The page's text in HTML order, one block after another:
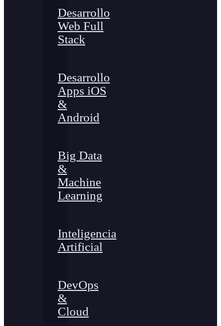
Desarrollo
Web Full
Stack
Desarrollo
Apps iOS
&
Android
Big Data
&
Machine
Learning
Inteligencia
Artificial
DevOps
&
Cloud